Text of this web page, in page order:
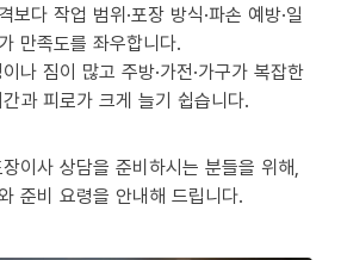
보다 작업 범위·포장 방식·파손 예방·일
만족도를 좌우합니다.
나 짐이 많고 주방·가전·가구가 복잡한
과 피로가 크게 늘기 쉽습니다.
이사 상담을 준비하시는 분들을 위해,
준비 요령을 안내해 드립니다.